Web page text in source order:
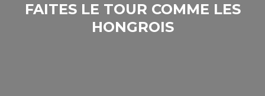
FAITES LE TOUR COMME LES
HONGROIS